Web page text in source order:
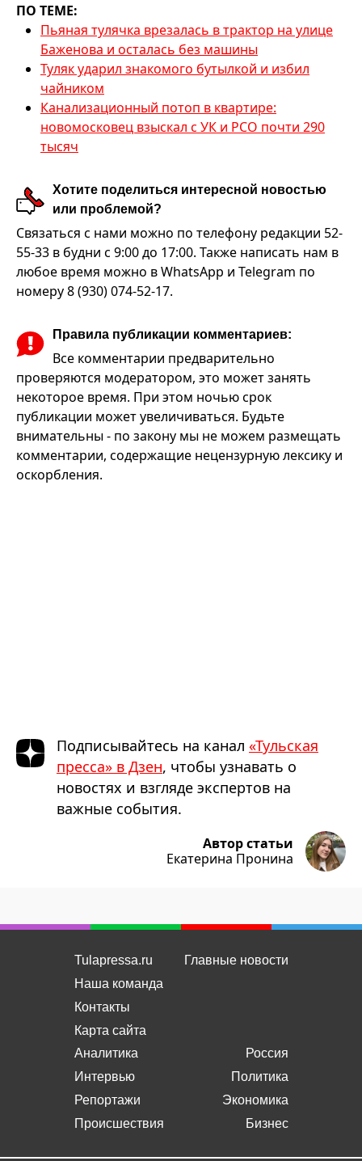
ПО ТЕМЕ:
Пьяная тулячка врезалась в трактор на улице
Баженова и осталась без машины
Туляк ударил знакомого бутылкой и избил
чайником
Канализационный потоп в квартире:
новомосковец взыскал с УК и РСО почти 290
тысяч
Хотите поделиться интересной новостью
или проблемой?
Связаться с нами можно по телефону редакции 52-
55-33 в будни с 9:00 до 17:00. Также написать нам в
любое время можно в WhatsApp и Telegram по
номеру 8 (930) 074-52-17.
Правила публикации комментариев:
Все комментарии предварительно
проверяются модератором, это может занять
некоторое время. При этом ночью срок
публикации может увеличиваться. Будьте
внимательны - по закону мы не можем размещать
комментарии, содержащие нецензурную лексику и
оскорбления.
Подписывайтесь на канал «Тульская
пресса» в Дзен, чтобы узнавать о
новостях и взгляде экспертов на
важные события.
Автор статьи
Екатерина Пронина
Tulapressa.ru
Наша команда
Контакты
Карта сайта
Главные новости
Аналитика
Интервью
Репортажи
Происшествия
Россия
Политика
Экономика
Бизнес